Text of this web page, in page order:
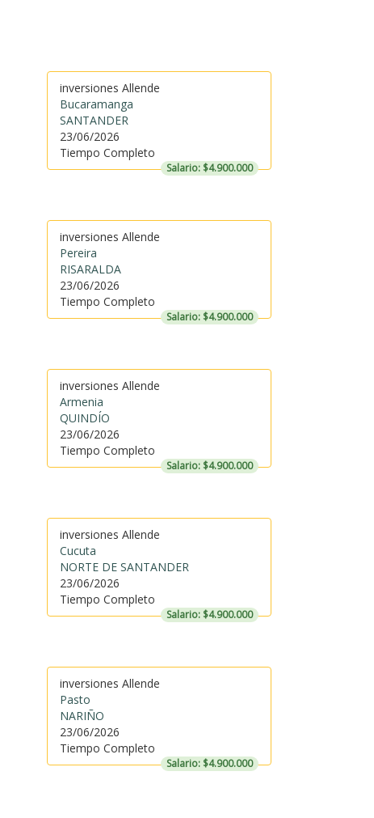
inversiones Allende
Bucaramanga
SANTANDER
23/06/2026
Tiempo Completo
Salario: $4.900.000
inversiones Allende
Pereira
RISARALDA
23/06/2026
Tiempo Completo
Salario: $4.900.000
inversiones Allende
Armenia
QUINDÍO
23/06/2026
Tiempo Completo
Salario: $4.900.000
inversiones Allende
Cucuta
NORTE DE SANTANDER
23/06/2026
Tiempo Completo
Salario: $4.900.000
inversiones Allende
Pasto
NARIÑO
23/06/2026
Tiempo Completo
Salario: $4.900.000